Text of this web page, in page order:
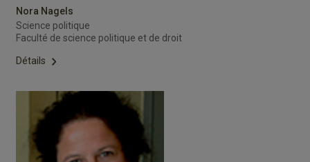
Nora Nagels
Science politique
Faculté de science politique et de droit
Détails